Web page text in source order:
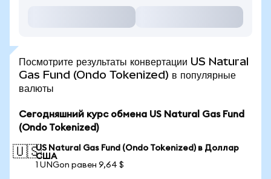
Посмотрите результаты конвертации US Natural
Gas Fund (Ondo Tokenized) в популярные
валюты
Сегодняшний курс обмена US Natural Gas Fund
(Ondo Tokenized)
🇺🇸US Natural Gas Fund (Ondo Tokenized) в Доллар
США
1 UNGon равен 9,64 $